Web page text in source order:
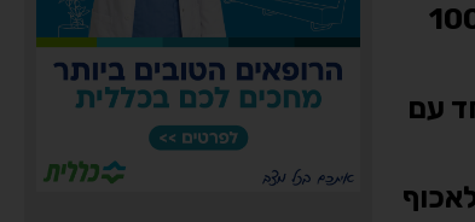
היקף שנערך בימים האחרונים בגזרת העיר חיפה, נרשמו מעל ל-100
עם